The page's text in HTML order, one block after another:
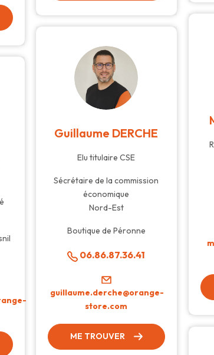
Guillaume DERCHE
Elu titulaire CSE
Sécrétaire de la commission
économique
Nord-Est
Boutique de Péronne
06.86.87.36.41
guillaume.derche@orange-
store.com
ME TROUVER